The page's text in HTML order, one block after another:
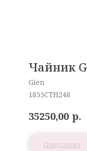
Чайник
Gien
1855CTH248
35250,00 р.